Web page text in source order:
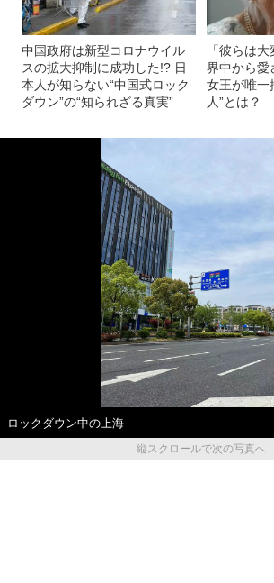
中国政府は新型コロナウイル
スの拡大抑制に成功した!? 日
本人が知らない“中国式ロック
ダウン”の“知られざる真実”
「彼らは
界中から愛
女王が唯一
人”とは？
ロックダウン中の上海
縦スクロールで次の写真へ